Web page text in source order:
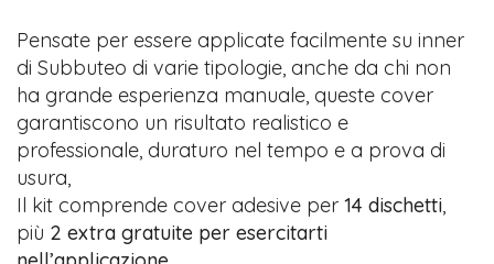
Pensate per essere applicate facilmente su inner
di Subbuteo di varie tipologie, anche da chi non
ha grande esperienza manuale, queste cover
garantiscono un risultato realistico e
professionale, duraturo nel tempo e a prova di
usura,
Il kit comprende cover adesive per14 dischetti,
più 2 extra gratuite per esercitarti